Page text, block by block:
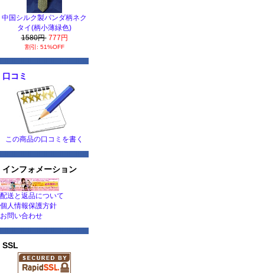
中国シルク製パンダ柄ネク
タイ(柄小薄緑色)
1580円 777円
割引: 51%OFF
口コミ
この商品の口コミを書く
インフォメーション
配送と返品について
個人情報保護方針
お問い合わせ
SSL